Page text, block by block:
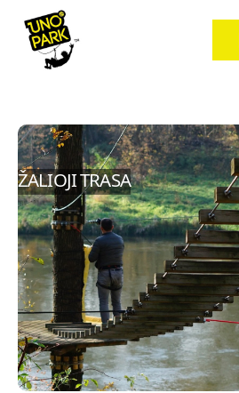
ŽALIOJI TRASA